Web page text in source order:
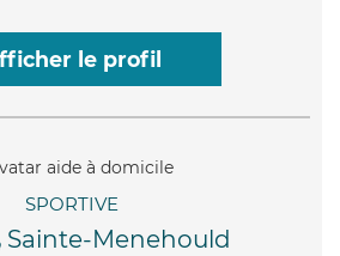
le profil
SPORTIVE
Sainte-Menehould